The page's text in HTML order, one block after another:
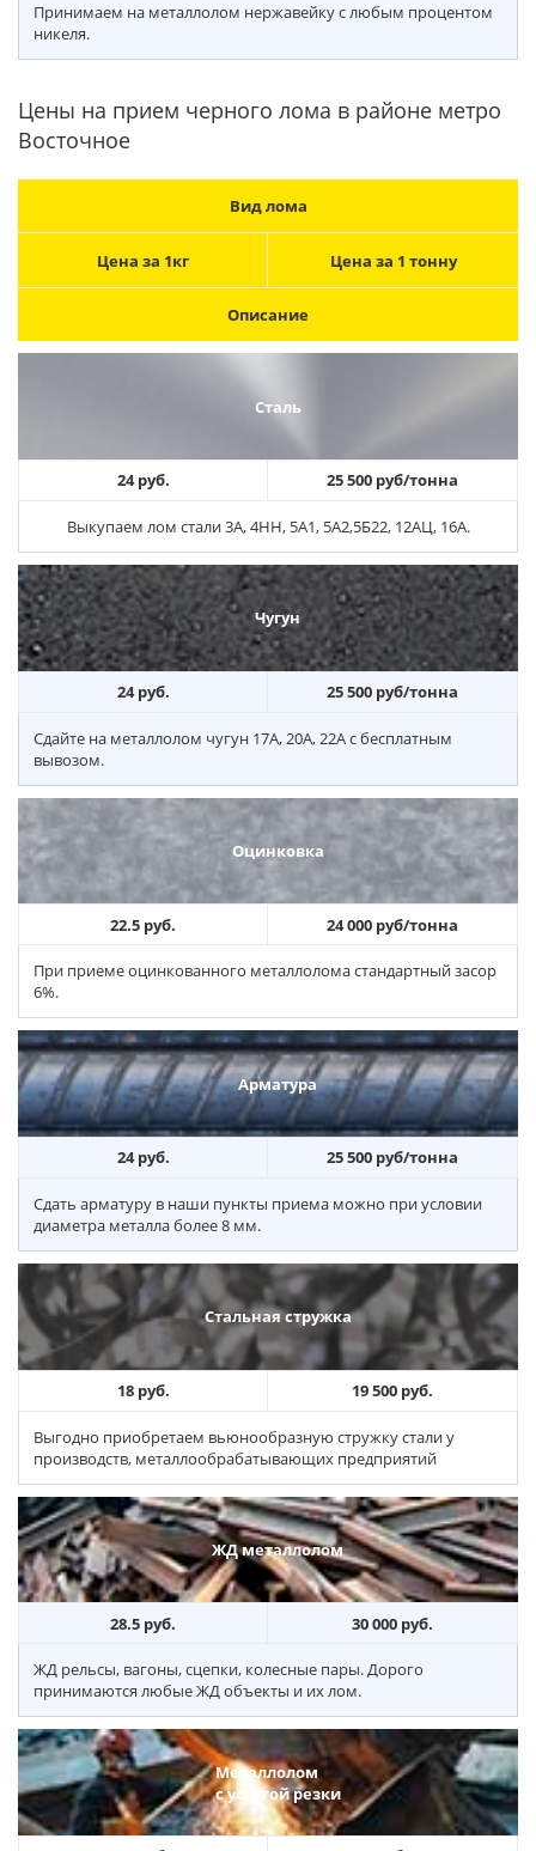
Принимаем на металлолом нержавейку с любым процентом
никеля.
Цены на прием черного лома в районе метро
Восточное
Вид лома
Цена за 1кг Цена за 1 тонну
Описание
Сталь
24 руб. 25 500 руб/тонна
Выкупаем лом стали 3А, 4НН, 5А1, 5А2,5Б22, 12АЦ, 16А.
Чугун
24 руб. 25 500 руб/тонна
Сдайте на металлолом чугун 17А, 20А, 22А с бесплатным
вывозом.
Оцинковка
22.5 руб. 24 000 руб/тонна
При приеме оцинкованного металлолома стандартный засор
6%.
Арматура
24 руб. 25 500 руб/тонна
Сдать арматуру в наши пункты приема можно при условии
диаметра металла более 8 мм.
Стальная стружка
18 руб. 19 500 руб.
Выгодно приобретаем вьюнообразную стружку стали у
производств, металлообрабатывающих предприятий
ЖД металлолом
28.5 руб. 30 000 руб.
ЖД рельсы, вагоны, сцепки, колесные пары. Дорого
принимаются любые ЖД объекты и их лом.
Металлолом
с услугой резки